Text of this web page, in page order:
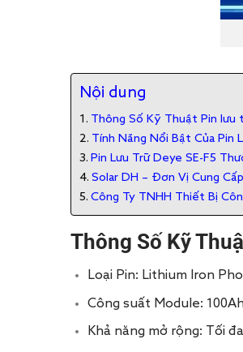
Nội dung
Thông Số Kỹ Thuật Pin lưu
Tính Năng Nổi Bật Của Pin
Pin Lưu Trữ Deye SE-F5
Solar DH – Đơn Vị Cung
Công Ty TNHH Thiết Bị
Thông Số Kỹ
Loại Pin: Lithium Iron
Công suất Module:
Khả năng mở rộng: Tối